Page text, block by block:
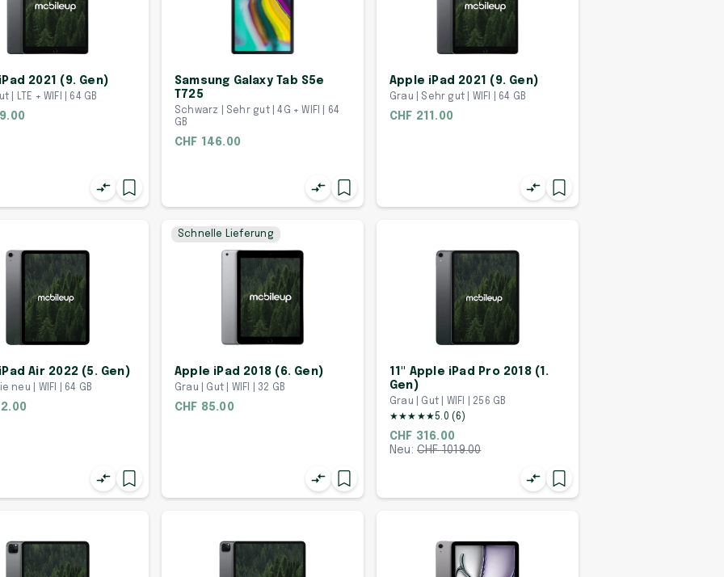
2021 (9. Gen)
| LTE + WIFI | 64 GB
Samsung Galaxy Tab S5e
T725
Schwarz | Sehr gut | 4G + WIFI | 64
GB
CHF 146.00
Apple iPad 2021 (9. Gen)
Grau | Sehr gut | WIFI | 64 GB
CHF 211.00
Air 2022 (5. Gen)
neu | WIFI | 64 GB
Schnelle Lieferung
Apple iPad 2018 (6. Gen)
Grau | Gut | WIFI | 32 GB
CHF 85.00
11" Apple iPad Pro 2018 (1.
Gen)
Grau | Gut | WIFI | 256 GB
★★★ ★★5.0 (6 )
CHF 316.00
Neu:CHF1019.00